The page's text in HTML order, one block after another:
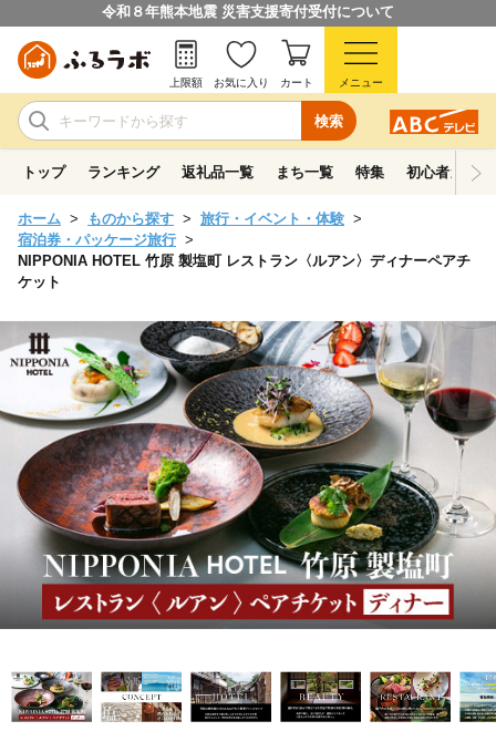
令和８年熊本地震 災害支援寄付受付について
検索
上限額 お気に入り カート メニュー
トップ ランキング 返礼品一覧 まち一覧 特集 初心者ガイド
ホーム ものから探す
旅行・イベント・体験
宿泊券・パッケージ旅行
NIPPONIA HOTEL 竹原 製塩町 レストラン〈ルアン〉ディナーペアチ
ケット